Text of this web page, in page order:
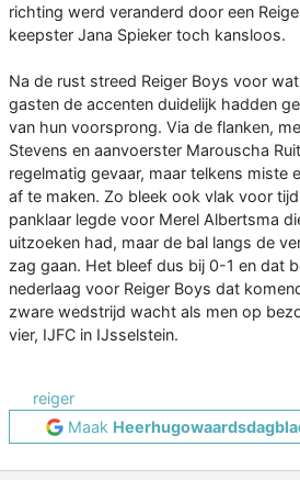
richting werd veranderd door een
keepster Jana Spieker toch kansloos.
Na de rust streed Reiger Boys voor
gasten de accenten duidelijk hadden
van hun voorsprong. Via de flanken,
Stevens en aanvoerster Marouscha
regelmatig gevaar, maar telkens miste
af te maken. Zo bleek ook vlak voor
panklaar legde voor Merel Albertsma
uitzoeken had, maar de bal langs de
zag gaan. Het bleef dus bij 0-1 en dat
nederlaag voor Reiger Boys dat
zware wedstrijd wacht als men op
vier, IJFC in IJsselstein.
reiger
Maak